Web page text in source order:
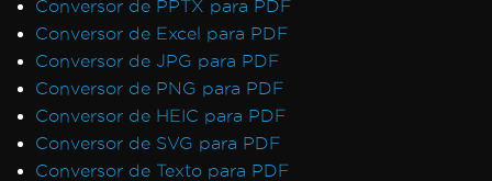
Conversor de PPTX para PDF
Conversor de Excel para PDF
Conversor de JPG para PDF
Conversor de PNG para PDF
Conversor de HEIC para PDF
Conversor de SVG para PDF
Conversor de Texto para PDF